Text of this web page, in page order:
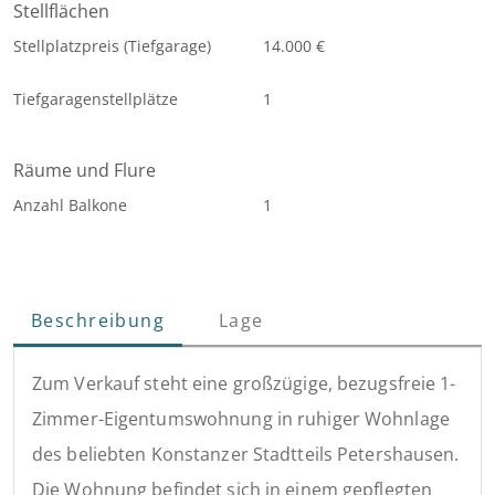
Stellflächen
Stellplatzpreis (Tiefgarage) 14.000 €
Tiefgaragenstellplätze 1
Räume und Flure
Anzahl Balkone 1
Beschreibung Lage
Zum Verkauf steht eine großzügige, bezugsfreie 1-
Zimmer-Eigentumswohnung in ruhiger Wohnlage
des beliebten Konstanzer Stadtteils Petershausen.
Die Wohnung befindet sich in einem gepflegten